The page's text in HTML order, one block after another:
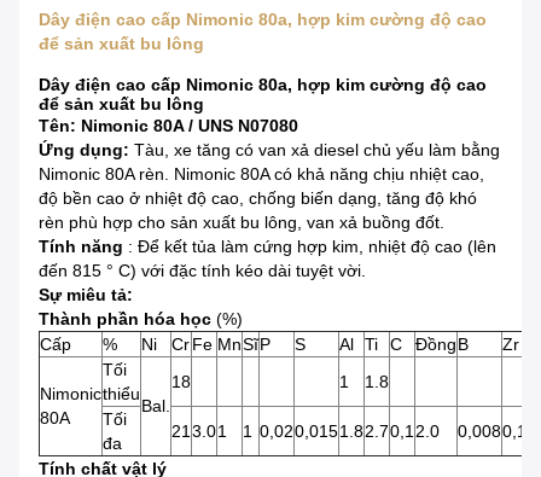
Dây điện cao cấp Nimonic 80a, hợp kim cường độ cao
để sản xuất bu lông
Dây điện cao cấp Nimonic 80a, hợp kim cường độ cao
để sản xuất bu lông
Tên: Nimonic 80A / UNS N07080
Ứng dụng: Tàu, xe tăng có van xả diesel chủ yếu làm bằng
Nimonic 80A rèn. Nimonic 80A có khả năng chịu nhiệt cao,
độ bền cao ở nhiệt độ cao, chống biến dạng, tăng độ khó
rèn phù hợp cho sản xuất bu lông, van xả buồng đốt.
Tính năng : Để kết tủa làm cứng hợp kim, nhiệt độ cao (lên
đến 815 ° C) với đặc tính kéo dài tuyệt vời.
Sự miêu tả:
Thành phần hóa học (%)
Cấp
% Ni CrFe MnSĩP S Al Ti C ĐồngB Zr
Nimonic
80A
Tối
thiểu
Bal.
18 1
1.8
Tối
đa
213.01 1 0,020,0151.82.70,12.0 0,0080,15
Tính chất vật lý